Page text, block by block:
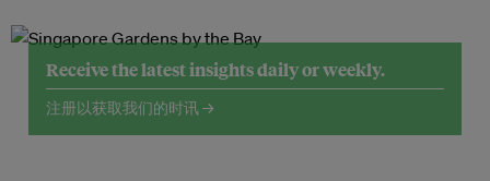
Receive the latest insights daily or weekly.
注册以获取我们的时讯 →